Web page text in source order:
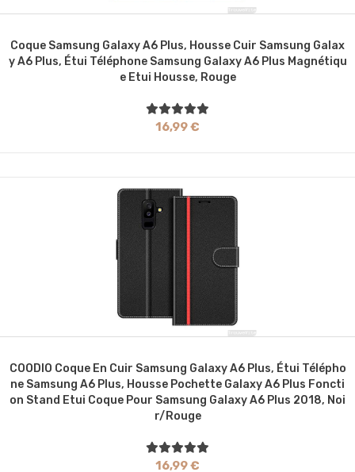
Coque Samsung Galaxy A6 Plus, Housse Cuir Samsung Galax
Y A6 Plus, Étui Téléphone Samsung Galaxy A6 Plus Magnétiqu
E Etui Housse, Rouge
16,99 €
COODIO Coque En Cuir Samsung Galaxy A6 Plus, Étui Télépho
Ne Samsung A6 Plus, Housse Pochette Galaxy A6 Plus Foncti
On Stand Etui Coque Pour Samsung Galaxy A6 Plus 2018, Noi
R/Rouge
16,99 €